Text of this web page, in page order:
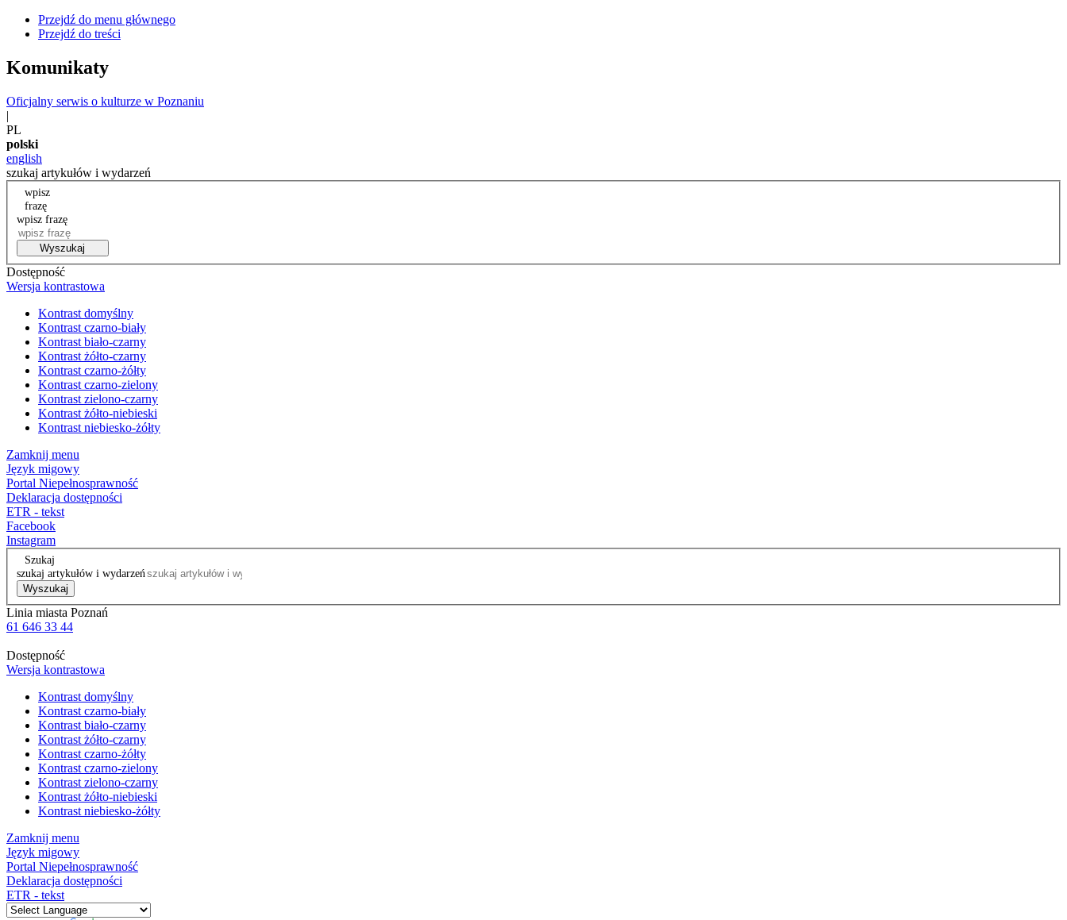
Przejdź do menu głównego
Przejdź do treści
Komunikaty
Oficjalny serwis o kulturze w Poznaniu
|
PL
polski
english
szukaj artykułów i wydarzeń
wpisz
frazę
wpisz frazę
Wyszukaj
Dostępność
Wersja kontrastowa
Kontrast domyślny
Kontrast czarno-biały
Kontrast biało-czarny
Kontrast żółto-czarny
Kontrast czarno-żółty
Kontrast czarno-zielony
Kontrast zielono-czarny
Kontrast żółto-niebieski
Kontrast niebiesko-żółty
Zamknij menu
Język migowy
Portal Niepełnosprawność
Deklaracja dostępności
ETR - tekst
Facebook
Instagram
Szukaj
szukaj artykułów i wydarzeń
Wyszukaj
Linia miasta Poznań
61 646 33 44
Dostępność
Wersja kontrastowa
Kontrast domyślny
Kontrast czarno-biały
Kontrast biało-czarny
Kontrast żółto-czarny
Kontrast czarno-żółty
Kontrast czarno-zielony
Kontrast zielono-czarny
Kontrast żółto-niebieski
Kontrast niebiesko-żółty
Zamknij menu
Język migowy
Portal Niepełnosprawność
Deklaracja dostępności
ETR - tekst